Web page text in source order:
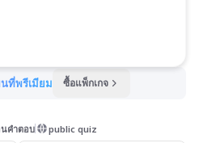
ที่พรีเมียม ซื้อแพ็กเกจ
คำตอบ public quiz